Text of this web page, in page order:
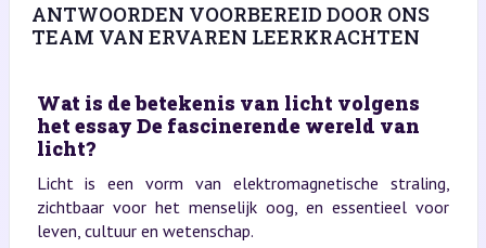
ANTWOORDEN VOORBEREID DOOR ONS
TEAM VAN ERVAREN LEERKRACHTEN
Wat is de betekenis van licht volgens
het essay De fascinerende wereld van
licht?
Licht is een vorm van elektromagnetische straling,
zichtbaar voor het menselijk oog, en essentieel voor
leven, cultuur en wetenschap.